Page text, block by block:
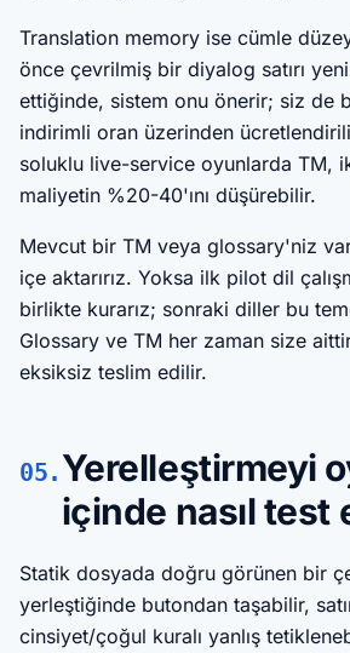
Translation memory ise cümle
önce çevrilmiş bir diyalog satırı
ettiğinde, sistem onu önerir; siz de
indirimli oran üzerinden
soluklu live-service oyunlarda TM,
maliyetin %20-40'ını düşürebilir.
Mevcut bir TM veya glossary'niz
içe aktarırız. Yoksa ilk pilot dil
birlikte kurarız; sonraki diller bu
Glossary ve TM her zaman size
eksiksiz teslim edilir.
05. Yerelleştirmeyi
içinde nasıl test
Statik dosyada doğru görünen bir
yerleştiğinde butondan taşabilir,
cinsiyet/çoğul kuralı yanlış